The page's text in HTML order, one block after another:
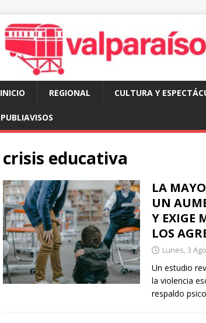
INICIO REGIONAL CULTURA Y
PUBLIAVISOS
crisis educativa
LA
UN
Y EXIGE
LOS
Lunes, 3
Un estudio
la violencia
respaldo